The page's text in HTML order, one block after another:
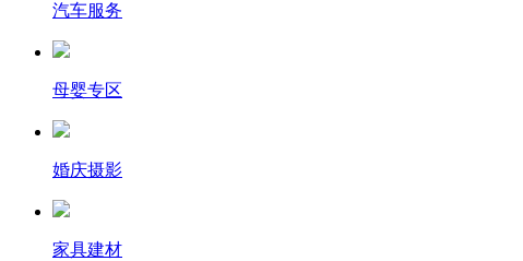
汽车服务
母婴专区
婚庆摄影
家具建材